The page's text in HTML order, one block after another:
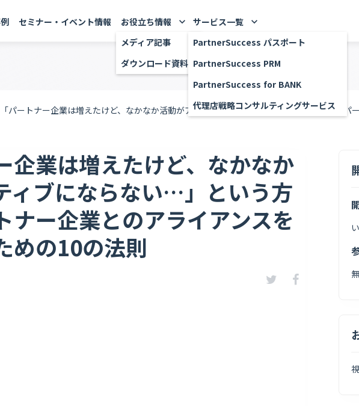
「パートナー企業は増えたけど、なかなか活動がアクティブにならない…」という方必見！
企業は増えたけど、なかなか
ィブにならない…」という方
ナー企業とのアライアンスを
めの10の法則
セミナー・イベント情報
メディア記事
ダウンロード資料
お役立ち情報
keyboard_arrow_down
PartnerSuccess パスポート
PartnerSuccess PRM
PartnerSuccess for BANK
代理店戦略コンサルティングサービス
サービス一覧 keyboard_arrow_down